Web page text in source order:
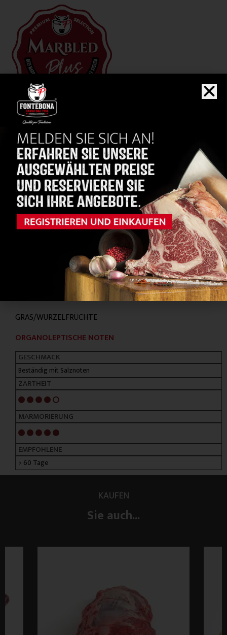
DRY AGING
Fleischreifung mit der Methode„Fontebona Dry Aging
System“
GALICISCHES BLONDVIEH, ASTURIANA DE LA VALLES,
FUTTER
GRAS/WURZELFRÜCHTE
ORGANOLEPTISCHE NOTEN
GESCHMACK
Beständig mit Salznoten
ZARTHEIT
4/5
MARMORIERUNG
5/5
EMPFOHLENE
> 60 Tage
KAUFEN
Sie auch...